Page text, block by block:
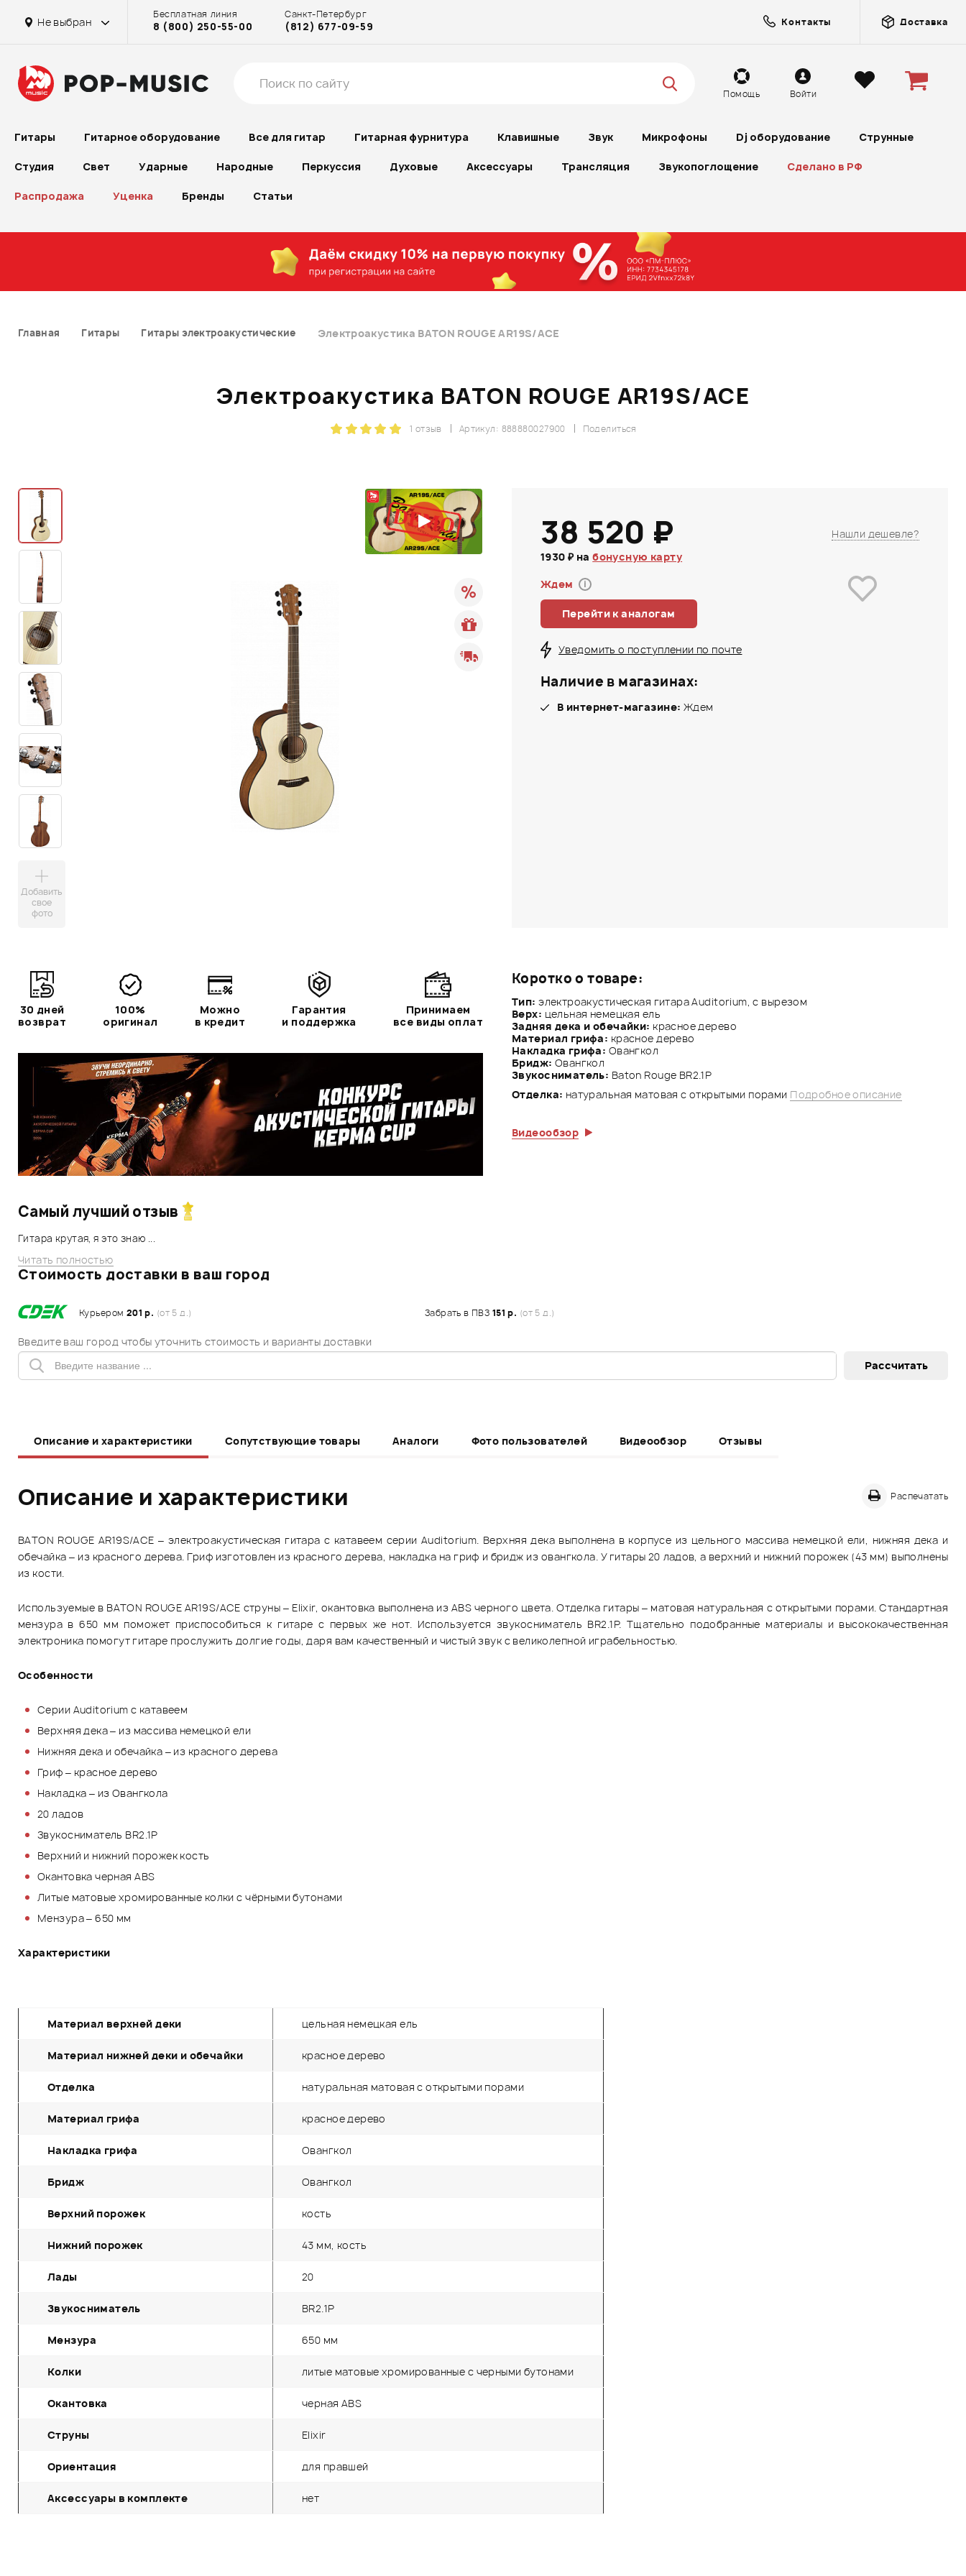
Не выбран
Бесплатная линия
8 (800) 250-55-00
Санкт-Петербург
(812) 677-09-59 Контакты Доставка
Помощь Войти
Гитары Гитарное оборудование Все для гитар Гитарная фурнитура Клавишные Звук Микрофоны Dj оборудование Струнные
Студия Свет Ударные Народные Перкуссия Духовые Аксессуары Трансляция Звукопоглощение Сделано в РФ
Распродажа Уценка Бренды Статьи
Главная Гитары Гитары электроакустические Электроакустика BATON ROUGE AR19S/ACE
Электроакустика BATON ROUGE AR19S/ACE
Поделиться
Артикул: 888880027900
1 отзыв
Добавить
свое
фото
Коротко о товаре:
Тип: электроакустическая гитара Auditorium, с вырезом
Верх: цельная немецкая ель
Задняя дека и обечайки: красное дерево
Материал грифа: красное дерево
Накладка грифа: Овангкол
Бридж: Овангкол
Звукосниматель: Baton Rouge BR2.1P
Отделка: натуральная матовая с открытыми порами Подробное описание
Видеообзор
38 520 ₽
1930 ₽ набонусную карту
Нашли дешевле?
Ждем i
Перейти к аналогам
Уведомить о поступлении по почте
Наличие в магазинах:
В интернет-магазине: Ждем
30 дней
возврат
100%
оригинал
Можно
в кредит
Гарантия
и поддержка
Принимаем
все виды оплат
Самый лучший отзыв
Гитара крутая, я это знаю ...
Читать полностью
Стоимость доставки в ваш город
Курьером 201 р. (от 5 д.) Забрать в ПВЗ 151 р. (от 5 д.)
Введите ваш город чтобы уточнить стоимость и варианты доставки
Описание и характеристики Сопутствующие товары Аналоги Фото пользователей Видеообзор Отзывы
Описание и характеристики Распечатать
BATON ROUGE AR19S/ACE – электроакустическая гитара с катавеем серии Auditorium. Верхняя дека выполнена в корпусе из цельного массива немецкой ели, нижняя дека и
обечайка – из красного дерева. Гриф изготовлен из красного дерева, накладка на гриф и бридж из овангкола. У гитары 20 ладов, а верхний и нижний порожек (43 мм) выполнены
из кости.
Используемые в BATON ROUGE AR19S/ACE струны – Elixir, окантовка выполнена из ABS черного цвета. Отделка гитары – матовая натуральная с открытыми порами. Стандартная
мензура в 650 мм поможет приспособиться к гитаре с первых же нот. Используется звукосниматель BR2.1P. Тщательно подобранные материалы и высококачественная
электроника помогут гитаре прослужить долгие годы, даря вам качественный и чистый звук с великолепной играбельностью.
Особенности
Серии Auditorium с катавеем
Верхняя дека – из массива немецкой ели
Нижняя дека и обечайка – из красного дерева
Гриф – красное дерево
Накладка – из Овангкола
20 ладов
Звукосниматель BR2.1P
Верхний и нижний порожек кость
Окантовка черная ABS
Литые матовые хромированные колки с чёрными бутонами
Мензура – 650 мм
Характеристики
Материал верхней деки цельная немецкая ель
Материал нижней деки и обечайки красное дерево
Отделка натуральная матовая с открытыми порами
Материал грифа красное дерево
Накладка грифа Овангкол
Бридж Овангкол
Верхний порожек кость
Нижний порожек 43 мм, кость
Лады 20
Звукосниматель BR2.1P
Мензура 650 мм
Колки литые матовые хромированные с черными бутонами
Окантовка черная ABS
Струны Elixir
Ориентация для правшей
Аксессуары в комплекте нет
на Проспекте Большевиков
на Октябрьском поле